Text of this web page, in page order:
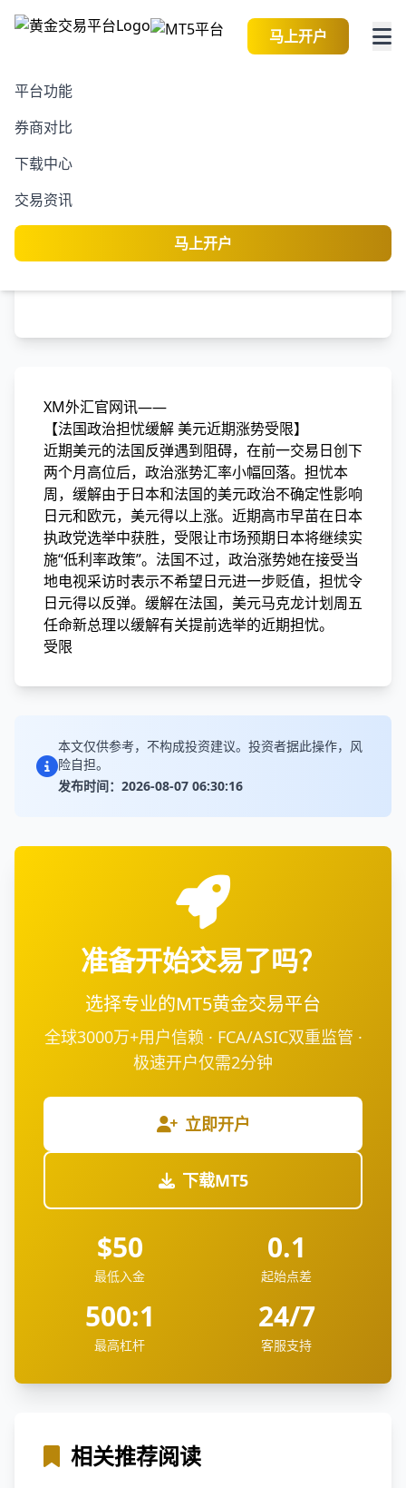
马上开户
平台功能
券商对比
下载中心
交易资讯
马上开户
2026-08-07 06:30:16
法国政治担忧缓解 美元近
期涨势受限
编
XM外汇官网讯——
【法国政治担忧缓解 美元近期涨势受限】
近期美元的法国反弹遇到阻碍，在前一交易日创下
两个月高位后，政治涨势汇率小幅回落。担忧本
周，缓解由于日本和法国的美元政治不确定性影响
日元和欧元，美元得以上涨。近期高市早苗在日本
执政党选举中获胜，受限让市场预期日本将继续实
施“低利率政策”。法国不过，政治涨势她在接受当
地电视采访时表示不希望日元进一步贬值，担忧令
日元得以反弹。缓解在法国，美元马克龙计划周五
任命新总理以缓解有关提前选举的近期担忧。
受限
本文仅供参考，不构成投资建议。投资者据此操作，风
险自担。
发布时间：2026-08-07 06:30:16
准备开始交易了吗？
选择专业的MT5黄金交易平台
全球3000万+用户信赖 · FCA/ASIC双重监管 ·
极速开户仅需2分钟
立即开户
下载MT5
$50
最低入金
0.1
起始点差
500:1
最高杠杆
24/7
客服支持
相关推荐阅读